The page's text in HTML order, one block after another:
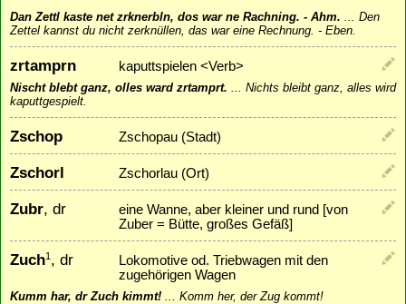
Dan Zettl kaste net zrknerbln, dos war ne Rachning. - Ahm.
Den
Zettel kannst du nicht zerknüllen, das war eine Rechnung. - Eben.
zrtamprn kaputtspielen <Verb>
Nischt blebt ganz, olles ward zrtamprt.
Nichts bleibt ganz, alles wird
kaputtgespielt.
Zschop Zschopau (Stadt)
Zschorl Zschorlau (Ort)
Zubr, dr
eine Wanne, aber kleiner und rund [von
Zuber = Bütte, großes Gefäß]
Zuch1 , dr
Lokomotive od. Triebwagen mit den
zugehörigen Wagen
Kumm har, dr Zuch kimmt! Komm her, der Zug kommt!